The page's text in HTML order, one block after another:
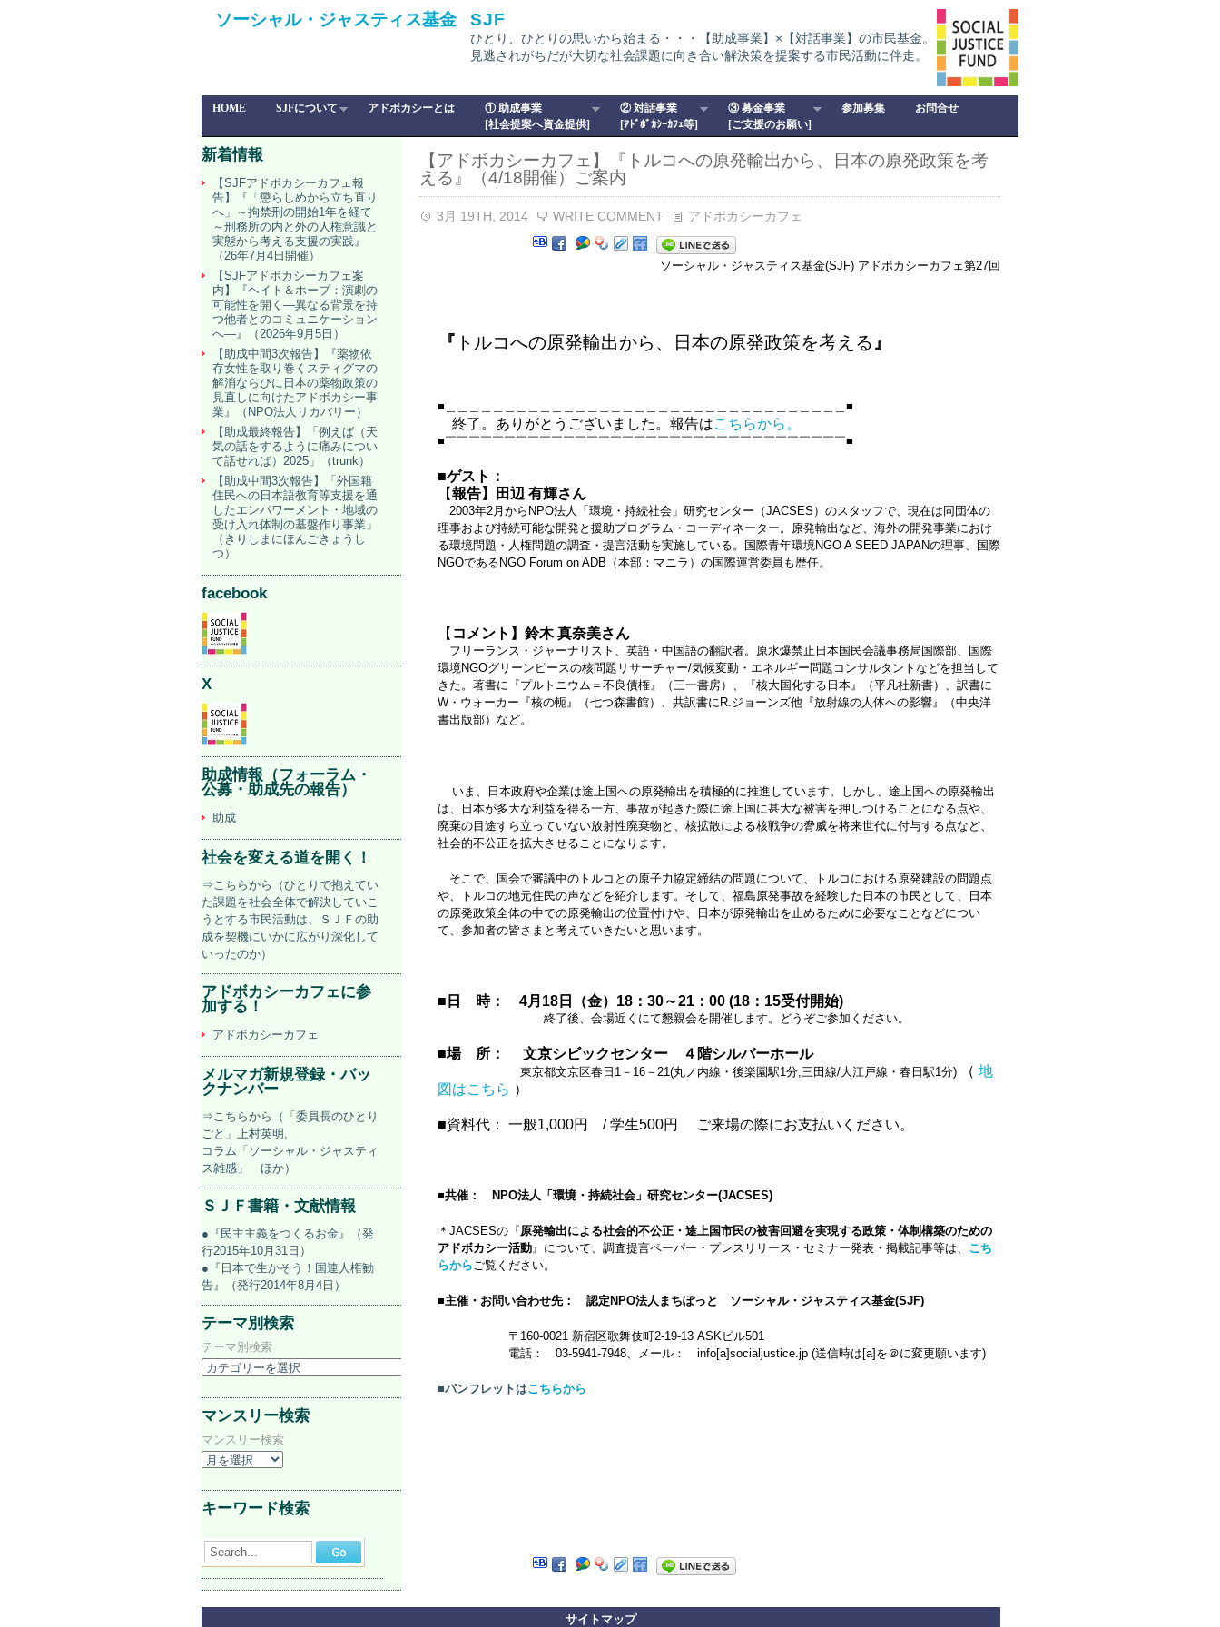
ソーシャル・ジャスティス基金 SJF
ひとり、ひとりの思いから始まる・・・【助成事業】×【対話事業】の市民基金。
見逃されがちだが大切な社会課題に向き合い解決策を提案する市民活動に伴走。
HOME SJFについて アドボカシーとは
① 助成事業
[社会提案へ資金提供]
② 対話事業
[ｱﾄﾞﾎﾞｶｼｰｶﾌｪ等]
③ 募金事業
[ご支援のお願い]
参加募集 お問合せ
【アドボカシーカフェ】『トルコへの原発輸出から、日本の原発政策を考
える』（4/18開催）ご案内
3月 19TH, 2014 WRITE COMMENT アドボカシーカフェ
ソーシャル・ジャスティス基金(SJF) アドボカシーカフェ第27回
『 トルコへの原発輸出から、日本の原発政策を考える』
■＿＿＿＿＿＿＿＿＿＿＿＿＿＿＿＿＿＿＿＿＿＿＿＿＿＿＿＿＿＿＿＿＿＿■
終了。ありがとうございました。報告はこちらから。
■￣￣￣￣￣￣￣￣￣￣￣￣￣￣￣￣￣￣￣￣￣￣￣￣￣￣￣￣￣￣￣￣￣￣■
■ゲスト：
【報告】田辺 有輝さん
2003年2月からNPO法人「環境・持続社会」研究センター（JACSES）のスタッフで、現在は同団体の
理事および持続可能な開発と援助プログラム・コーディネーター。原発輸出など、海外の開発事業におけ
る環境問題・人権問題の調査・提言活動を実施している。国際青年環境NGO A SEED JAPANの理事、国際
NGOであるNGO Forum on ADB（本部：マニラ）の国際運営委員も歴任。
【 コメント】鈴木 真奈美さん
フリーランス・ジャーナリスト、英語・中国語の翻訳者。原水爆禁止日本国民会議事務局国際部、国際
環境NGOグリーンピースの核問題リサーチャー/気候変動・エネルギー問題コンサルタントなどを担当して
きた。著書に『プルトニウム＝不良債権』（三一書房）、『核大国化する日本』（平凡社新書）、訳書に
W・ウォーカー『核の軛』（七つ森書館）、共訳書にR.ジョーンズ他『放射線の人体への影響』（中央洋
書出版部）など。
いま、日本政府や企業は途上国への原発輸出を積極的に推進しています。しかし、途上国への原発輸出
は、日本が多大な利益を得る一方、事故が起きた際に途上国に甚大な被害を押しつけることになる点や、
廃棄の目途すら立っていない放射性廃棄物と、核拡散による核戦争の脅威を将来世代に付与する点など、
社会的不公正を拡大させることになります。
そこで、国会で審議中のトルコとの原子力協定締結の問題について、トルコにおける原発建設の問題点
や、トルコの地元住民の声などを紹介します。そして、福島原発事故を経験した日本の市民として、日本
の原発政策全体の中での原発輸出の位置付けや、日本が原発輸出を止めるために必要なことなどについ
て、参加者の皆さまと考えていきたいと思います。
■ 日 時： 4月18日（金）18：30～21：00 (18：15受付開始)
終了後、会場近くにて懇親会を開催します。どうぞご参加ください。
■場 所： 文京シビックセンター ４階シルバーホール
東京都文京区春日1－16－21(丸ノ内線・後楽園駅1分,三田線/大江戸線・春日駅1分) （ 地
図はこちら ）
■資料代： 一般1,000円 / 学生500円 ご来場の際にお支払いください。
■共催： NPO法人「環境・持続社会」研究センター(JACSES)
＊JACSESの『原発輸出による社会的不公正・途上国市民の被害回避を実現する政策・体制構築のための
アドボカシー活動』について、調査提言ペーパー・プレスリリース・セミナー発表・掲載記事等は、 こち
らからご覧ください。
■主催・お問い合わせ先： 認定NPO法人まちぽっと ソーシャル・ジャスティス基金(SJF)
〒160-0021 新宿区歌舞伎町2-19-13 ASKビル501
電話： 03-5941-7948、
メール： info[a]socialjustice.jp (送信時は[a]を＠に変更願います)
■パンフレットはこちらから
新着情報
【SJFアドボカシーカフェ報
告】『「懲らしめから立ち直り
へ」～拘禁刑の開始1年を経て
～刑務所の内と外の人権意識と
実態から考える支援の実践』
（26年7月4日開催）
【SJFアドボカシーカフェ案
内】『ヘイト＆ホープ：演劇の
可能性を開く―異なる背景を持
つ他者とのコミュニケーション
へ―』（2026年9月5日）
【助成中間3次報告】『薬物依
存女性を取り巻くスティグマの
解消ならびに日本の薬物政策の
見直しに向けたアドボカシー事
業』（NPO法人リカバリー）
【助成最終報告】「例えば（天
気の話をするように痛みについ
て話せれば）2025」（trunk）
【助成中間3次報告】「外国籍
住民への日本語教育等支援を通
したエンパワーメント・地域の
受け入れ体制の基盤作り事業」
（きりしまにほんごきょうし
つ）
facebook
X
助成情報（フォーラム・
公募・助成先の報告）
助成
社会を変える道を開く！
⇒こちらから（ひとりで抱えてい
た課題を社会全体で解決していこ
うとする市民活動は、ＳＪＦの助
成を契機にいかに広がり深化して
いったのか）
アドボカシーカフェに参
加する！
アドボカシーカフェ
メルマガ新規登録・バッ
クナンバー
⇒こちらから（「委員長のひとり
ごと」上村英明,
コラム「ソーシャル・ジャスティ
ス雑感」 ほか）
ＳＪＦ書籍・文献情報
●『民主主義をつくるお金』（発
行2015年10月31日）
●『日本で生かそう！国連人権勧
告』（発行2014年8月4日）
テーマ別検索
テーマ別検索
マンスリー検索
マンスリー検索
キーワード検索
Search...
サイトマップ